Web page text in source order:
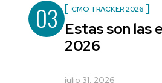
03 CMO TRACKER 2026
Estas son las
2026
julio 31, 2026